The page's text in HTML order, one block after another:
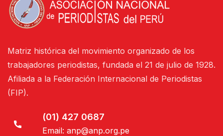
Matriz histórica del movimiento organizado de los
trabajadores periodistas, fundada el 21 de julio de 1928.
Afiliada a la Federación Internacional de Periodistas
(FIP).
(01) 427 0687
Email: anp@anp.org.pe